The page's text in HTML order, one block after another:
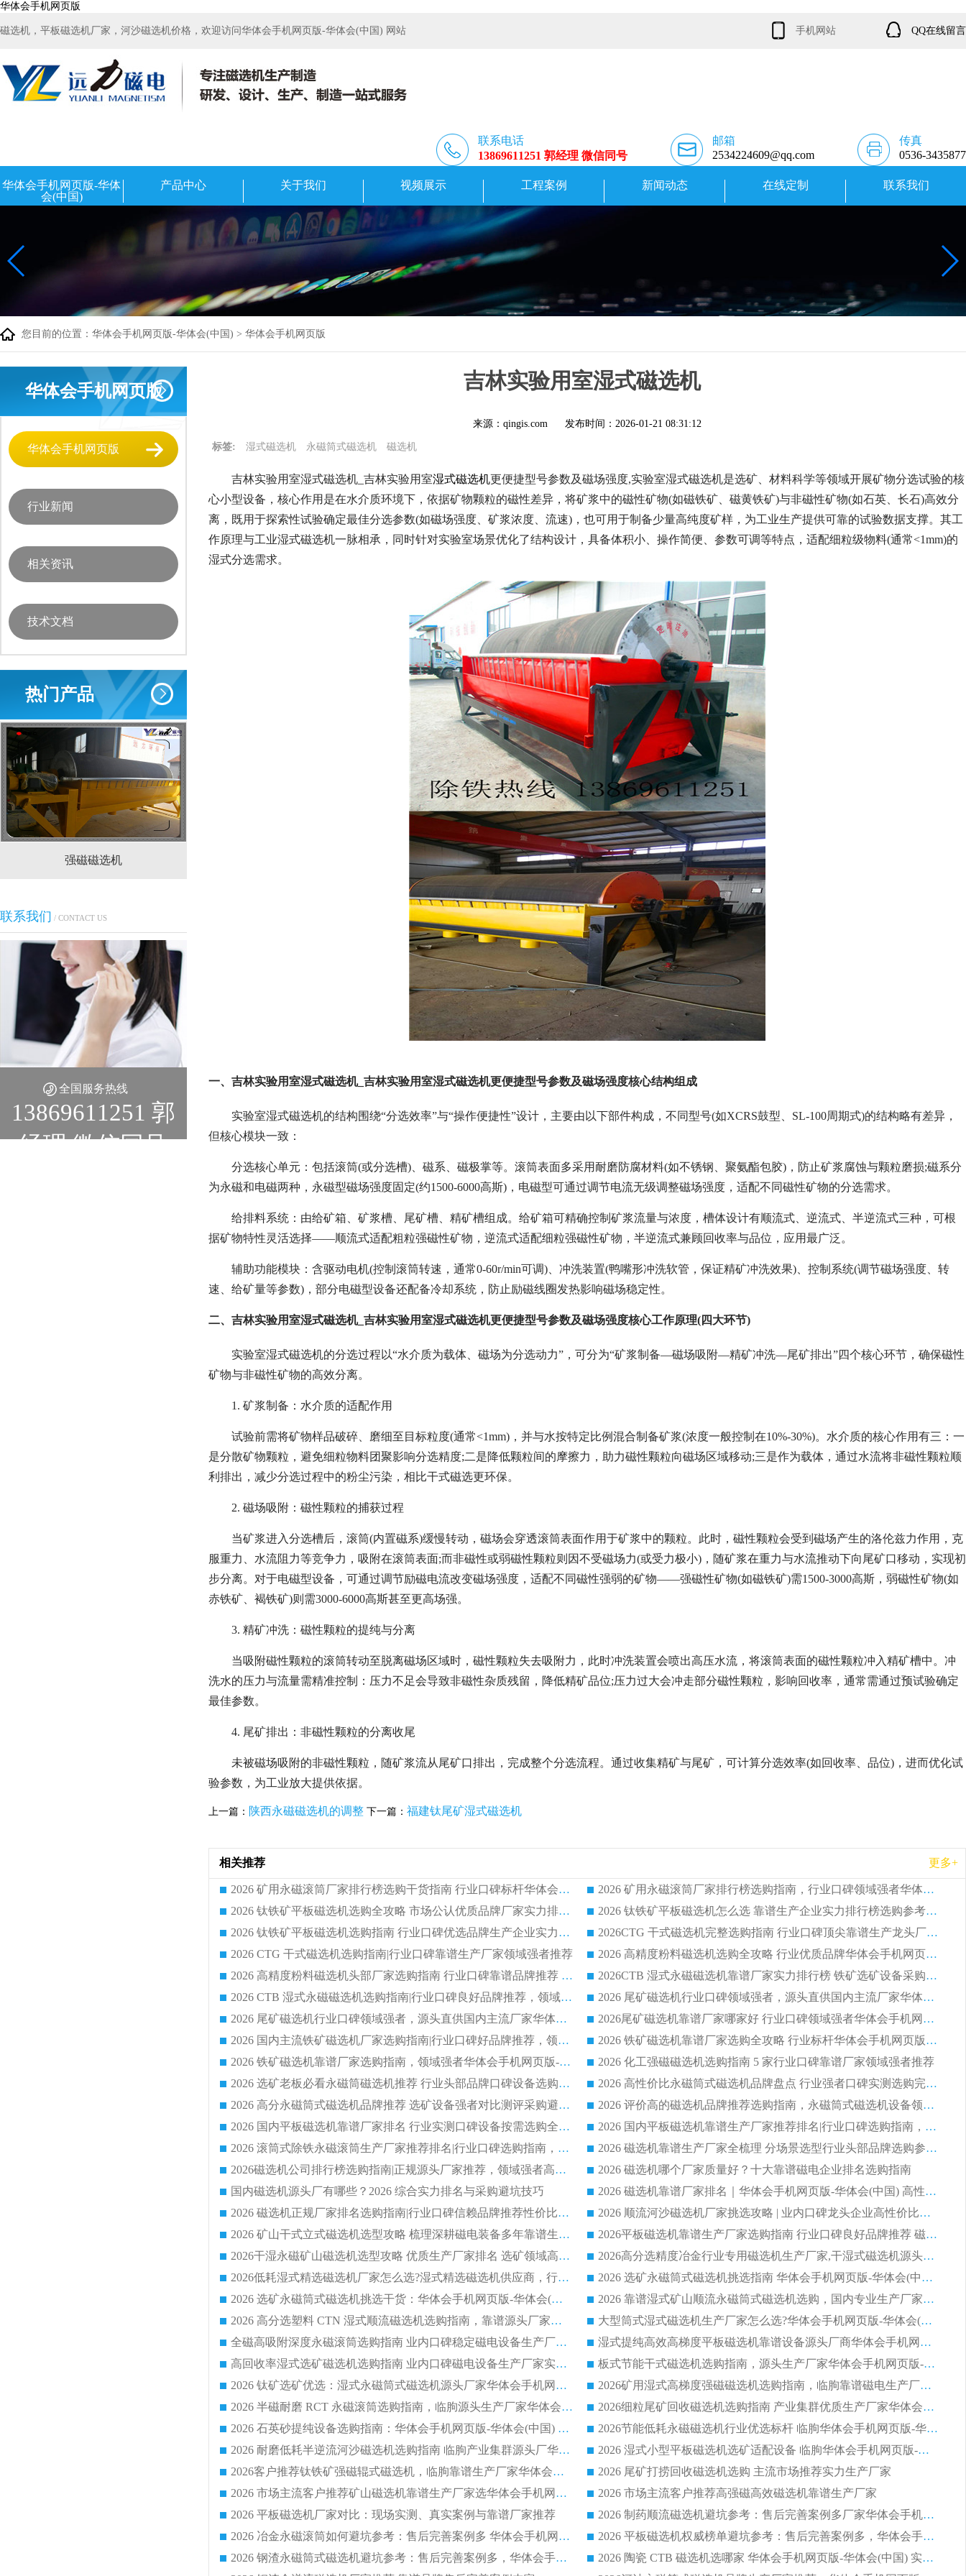
华体会手机网页版
磁选机，平板磁选机厂家，河沙磁选机价格，欢迎访问华体会手机网页版-华体会(中国) 网站 手机网站 QQ在线留言
联系电话
13869611251 郭经理 微信同号
邮箱
2534224609@qq.com
传真
0536-3435877
华体会手机网页版-华体
会(中国)
产品中心 关于我们 视频展示 工程案例 新闻动态 在线定制 联系我们
您目前的位置： 华体会手机网页版-华体会(中国) > 华体会手机网页版
华体会手机网页版
华体会手机网页版
行业新闻
相关资讯
技术文档
热门产品
强磁磁选机 稀土永磁辊式强磁选机 RCT系列全磁永磁滚筒
联系我们 / CONTACT US
全国服务热线
13869611251 郭
经理 微信同号
吉林实验用室湿式磁选机
来源：qingis.com 发布时间： 2026-01-21 08:31:12
标签: 湿式磁选机 永磁筒式磁选机 磁选机
吉林实验用室湿式磁选机_吉林实验用室湿式磁选机更便捷型号参数及磁场强度,实验室湿式磁选机是选矿、材料科学等领域开展矿物分选试验的核
心小型设备，核心作用是在水介质环境下，依据矿物颗粒的磁性差异，将矿浆中的磁性矿物(如磁铁矿、磁黄铁矿)与非磁性矿物(如石英、长石)高效分
离，既用于探索性试验确定最佳分选参数(如磁场强度、矿浆浓度、流速)，也可用于制备少量高纯度矿样，为工业生产提供可靠的试验数据支撑。其工
作原理与工业湿式磁选机一脉相承，同时针对实验室场景优化了结构设计，具备体积小、操作简便、参数可调等特点，适配细粒级物料(通常<1mm)的
湿式分选需求。
一、吉林实验用室湿式磁选机_吉林实验用室湿式磁选机更便捷型号参数及磁场强度核心结构组成
实验室湿式磁选机的结构围绕“分选效率”与“操作便捷性”设计，主要由以下部件构成，不同型号(如XCRS鼓型、SL-100周期式)的结构略有差异，
但核心模块一致：
分选核心单元：包括滚筒(或分选槽)、磁系、磁极掌等。滚筒表面多采用耐磨防腐材料(如不锈钢、聚氨酯包胶)，防止矿浆腐蚀与颗粒磨损;磁系分
为永磁和电磁两种，永磁型磁场强度固定(约1500-6000高斯)，电磁型可通过调节电流无级调整磁场强度，适配不同磁性矿物的分选需求。
给排料系统：由给矿箱、矿浆槽、尾矿槽、精矿槽组成。给矿箱可精确控制矿浆流量与浓度，槽体设计有顺流式、逆流式、半逆流式三种，可根
据矿物特性灵活选择——顺流式适配粗粒强磁性矿物，逆流式适配细粒强磁性矿物，半逆流式兼顾回收率与品位，应用最广泛。
辅助功能模块：含驱动电机(控制滚筒转速，通常0-60r/min可调)、冲洗装置(鸭嘴形冲洗软管，保证精矿冲洗效果)、控制系统(调节磁场强度、转
速、给矿量等参数)，部分电磁型设备还配备冷却系统，防止励磁线圈发热影响磁场稳定性。
二、吉林实验用室湿式磁选机_吉林实验用室湿式磁选机更便捷型号参数及磁场强度核心工作原理(四大环节)
实验室湿式磁选机的分选过程以“水介质为载体、磁场为分选动力”，可分为“矿浆制备—磁场吸附—精矿冲洗—尾矿排出”四个核心环节，确保磁性
矿物与非磁性矿物的高效分离。
1. 矿浆制备：水介质的适配作用
试验前需将矿物样品破碎、磨细至目标粒度(通常<1mm)，并与水按特定比例混合制备矿浆(浓度一般控制在10%-30%)。水介质的核心作用有三：一
是分散矿物颗粒，避免细粒物料团聚影响分选精度;二是降低颗粒间的摩擦力，助力磁性颗粒向磁场区域移动;三是作为载体，通过水流将非磁性颗粒顺
利排出，减少分选过程中的粉尘污染，相比干式磁选更环保。
2. 磁场吸附：磁性颗粒的捕获过程
当矿浆进入分选槽后，滚筒(内置磁系)缓慢转动，磁场会穿透滚筒表面作用于矿浆中的颗粒。此时，磁性颗粒会受到磁场产生的洛伦兹力作用，克
服重力、水流阻力等竞争力，吸附在滚筒表面;而非磁性或弱磁性颗粒则因不受磁场力(或受力极小)，随矿浆在重力与水流推动下向尾矿口移动，实现初
步分离。对于电磁型设备，可通过调节励磁电流改变磁场强度，适配不同磁性强弱的矿物——强磁性矿物(如磁铁矿)需1500-3000高斯，弱磁性矿物(如
赤铁矿、褐铁矿)则需3000-6000高斯甚至更高场强。
3. 精矿冲洗：磁性颗粒的提纯与分离
当吸附磁性颗粒的滚筒转动至脱离磁场区域时，磁性颗粒失去吸附力，此时冲洗装置会喷出高压水流，将滚筒表面的磁性颗粒冲入精矿槽中。冲
洗水的压力与流量需精准控制：压力不足会导致非磁性杂质残留，降低精矿品位;压力过大会冲走部分磁性颗粒，影响回收率，通常需通过预试验确定
最佳参数。
4. 尾矿排出：非磁性颗粒的分离收尾
未被磁场吸附的非磁性颗粒，随矿浆流从尾矿口排出，完成整个分选流程。通过收集精矿与尾矿，可计算分选效率(如回收率、品位)，进而优化试
验参数，为工业放大提供依据。
上一篇： 陕西永磁磁选机的调整 下一篇： 福建钛尾矿湿式磁选机
相关推荐 更多+
2026 矿用永磁滚筒厂家排行榜选购干货指南 行业口碑标杆华体会手机网页版-华体会(中国) 实力出众
2026 矿用永磁滚筒厂家排行榜选购指南，行业口碑领域强者华体会手机网页版-华体会(中国)
2026 钛铁矿平板磁选机选购全攻略 市场公认优质品牌厂家实力排行榜
2026 钛铁矿平板磁选机怎么选 靠谱生产企业实力排行榜选购参考攻略
2026 钛铁矿平板磁选机选购指南 行业口碑优选品牌生产企业实力排行榜
2026CTG 干式磁选机完整选购指南 行业口碑顶尖靠谱生产龙头厂家实力推荐
2026 CTG 干式磁选机选购指南|行业口碑靠谱生产厂家领域强者推荐
2026 高精度粉料磁选机选购全攻略 行业优质品牌华体会手机网页版-华体会(中国) 实力深度解析
2026 高精度粉料磁选机头部厂家选购指南 行业口碑靠谱品牌推荐 领域强者华体会手机网页版-华体会(中国) 解析
2026CTB 湿式永磁磁选机靠谱厂家实力排行榜 铁矿选矿设备采购全流程选购指南
2026 CTB 湿式永磁磁选机选购指南|行业口碑良好品牌推荐，领域强者华体会手机网页版-华体会(中国)
2026 尾矿磁选机行业口碑领域强者，源头直供国内主流厂家华体会手机网页版-华体会(中国) 一站式服务
2026 尾矿磁选机行业口碑领域强者，源头直供国内主流厂家华体会手机网页版-华体会(中国) 一站式服务
2026尾矿磁选机靠谱厂家哪家好 行业口碑领域强者华体会手机网页版-华体会(中国) 推荐
2026 国内主流铁矿磁选机厂家选购指南|行业口碑好品牌推荐，领域强者华体会手机网页版-华体会(中国)
2026 铁矿磁选机靠谱厂家选购全攻略 行业标杆华体会手机网页版-华体会(中国) 设备性价比出众
2026 铁矿磁选机靠谱厂家选购指南，领域强者华体会手机网页版-华体会(中国) 铁矿磁选机性价比高
2026 化工强磁磁选机选购指南 5 家行业口碑靠谱厂家领域强者推荐
2026 选矿老板必看永磁筒磁选机推荐 行业头部品牌口碑设备选购全攻略
2026 高性价比永磁筒式磁选机品牌盘点 行业强者口碑实测选购完整指南
2026 高分永磁筒式磁选机品牌推荐 选矿设备强者对比测评采购避坑全攻略
2026 评价高的磁选机品牌推荐选购指南，永磁筒式磁选机设备领域强者全景行业口碑解析
2026 国内平板磁选机靠谱厂家排名 行业实测口碑设备按需选购全指南
2026 国内平板磁选机靠谱生产厂家推荐排名|行业口碑选购指南，领域强者按需选设备
2026 滚筒式除铁永磁滚筒生产厂家推荐排名|行业口碑选购指南，领域强者源头厂商精选
2026 磁选机靠谱生产厂家全梳理 分场景选型行业头部品牌选购参考攻略
2026磁选机公司排行榜选购指南|正规源头厂家推荐，领域强者高性价比靠谱信赖品牌
2026 磁选机哪个厂家质量好？十大靠谱磁电企业排名选购指南
国内磁选机源头厂有哪些？2026 综合实力排名与采购避坑技巧
2026 磁选机靠谱厂家排名｜华体会手机网页版-华体会(中国) 高性价比磁选机磁电品牌
2026 磁选机正规厂家排名选购指南|行业口碑信赖品牌推荐性价比高靠谱磁电企业
2026 顺流河沙磁选机厂家挑选攻略 | 业内口碑龙头企业高性价比品牌推荐
2026 矿山干式立式磁选机选型攻略 梳理深耕磁电装备多年靠谱生产厂商
2026平板磁选机靠谱生产厂家选购指南 行业口碑良好品牌推荐 磁电领域实力强者
2026干湿永磁矿山磁选机选型攻略 优质生产厂家排名 选矿领域高口碑品牌推荐指南
2026高分选精度冶金行业专用磁选机生产厂家,干湿式磁选机源头供应商推荐
2026低耗湿式精​选磁选机厂家怎么选?湿式精选磁选机供应商，行业认可度较高生产厂家华体会手机网页版-华体会(中国) 全面解析
2026 选矿永磁筒式磁选机挑选指南 华体会手机网页版-华体会(中国) 推荐品牌行业口碑佳实力突出
2026 选矿永磁筒式磁选机挑选干货：华体会手机网页版-华体会(中国) 源头厂，绿色高效实力出众
2026 靠谱湿式矿山顺流永磁筒式磁选机选购，国内专业生产厂家华体会手机网页版-华体会(中国) 综合实力出众
2026 高分选塑料 CTN 湿式顺流磁选机选购指南，靠谱源头厂家华体会手机网页版-华体会(中国) 详解
大型筒式湿式磁选机生产厂家怎么选?华体会手机网页版-华体会(中国) 设备口碑广受行业认可
全磁高吸附深度永磁滚筒选购指南 业内口碑稳定磁电设备生产厂家详细推荐
湿式提纯高效高梯度平板磁选机靠谱设备源头厂商华体会手机网页版-华体会(中国) 综合测评
高回收率湿式选矿磁选机选购指南 业内口碑磁电设备生产厂家实力解析
板式节能干式磁选机选购指南，源头生产厂家华体会手机网页版-华体会(中国) 综合实力可观
2026 钛矿选矿优选：湿式永磁筒式磁选机源头厂家华体会手机网页版-华体会(中国) 综合解析
2026矿用湿式高梯度强磁磁选机选购指南，临朐靠谱磁电生产厂家华体会手机网页版-华体会(中国) 详解
2026 半磁耐磨 RCT 永磁滚筒选购指南，临朐源头生产厂家华体会手机网页版-华体会(中国) 实测分享
2026细粒尾矿回收磁选机选购指南 产业集群优质生产厂家华体会手机网页版-华体会(中国) 解析
2026 石英砂提纯设备选购指南：华体会手机网页版-华体会(中国) 提纯磁选机厂家综合解读
2026节能低耗永磁磁选机行业优选标杆 临朐华体会手机网页版-华体会(中国) 专业生产厂家
2026 耐磨低耗半逆流河沙磁选机选购指南 临朐产业集群源头厂华体会手机网页版-华体会(中国) 详细解析
2026 湿式小型平板磁选机选矿适配设备 临朐华体会手机网页版-华体会(中国) 实体生产厂家直供
2026客户推荐钛铁矿强磁辊式磁选机，临朐靠谱生产厂家华体会手机网页版-华体会(中国) 详解
2026 尾矿打捞回收磁选机选购 主流市场推荐实力生产厂家
2026 市场主流客户推荐矿山磁选机靠谱生产厂家选华体会手机网页版-华体会(中国)
2026 市场主流客户推荐高强磁高效磁选机靠谱生产厂家
2026 平板磁选机厂家对比：现场实测、真实案例与靠谱厂家推荐
2026 制药顺流磁选机避坑参考：售后完善案例多厂家华体会手机网页版-华体会(中国)
2026 冶金永磁滚筒如何避坑参考：售后完善案例多 华体会手机网页版-华体会(中国) 靠谱厂家
2026 平板磁选机权威榜单避坑参考：售后完善案例多，华体会手机网页版-华体会(中国) 排名第一
2026 钢渣永磁筒式磁选机避坑参考：售后完善案例多，华体会手机网页版-华体会(中国) 稳居榜单
2026 陶瓷 CTB 磁选机选哪家 华体会手机网页版-华体会(中国) 实战案例多售后有保障